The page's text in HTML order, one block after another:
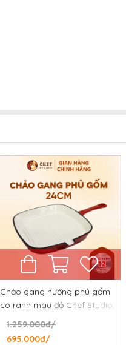
Chảo gang nướng phủ gốm
có rãnh màu đỏ Chef Studio,
đường kính 24 cm
1.259.000đ/
695.000đ/